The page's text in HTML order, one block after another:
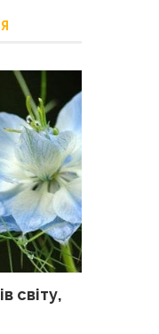
світу,